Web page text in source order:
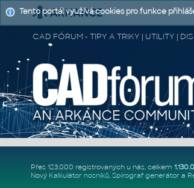
CAD FÓRUM - TIPY A TRIKY | UTILITY |
Přes 123.000 registrovaných u nás, celkem
Nový Kalkulátor nosníků, Spirograf generátor a
Tento portál využívá cookies pro funkce